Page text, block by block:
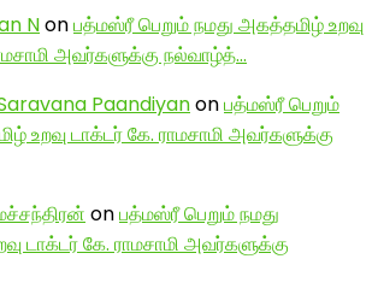
Nonபத்மஸ்ரீ பெறும் நமது அகத்தமிழ் உறவு
அவர்களுக்கு நல்வாழ்த்…
Paandiyanonபத்மஸ்ரீ பெறும்
உறவு டாக்டர் கே. ராமசாமி அவர்களுக்கு
onபத்மஸ்ரீ பெறும் நமது
டாக்டர் கே. ராமசாமி அவர்களுக்கு